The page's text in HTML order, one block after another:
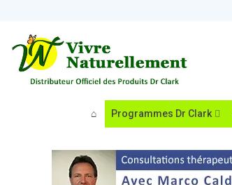
Programmes Dr Clark